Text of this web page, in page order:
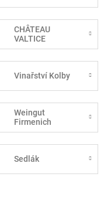
CHÂTEAU
VALTICE
Vinařství Kolby
Weingut
Firmenich
Sedlák